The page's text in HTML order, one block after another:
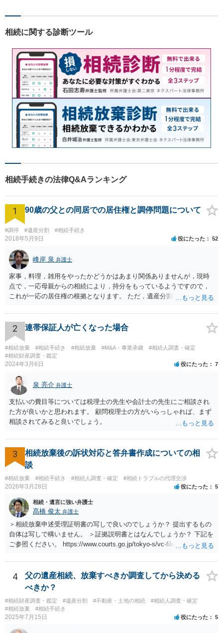
善の解決へと導きます。不安
気軽にご相談くださいませ。
相続に関する診断ツール
相続手続きの法律Q&Aランキング
1 90歳の父との同居での居住権と調停問題について
#調停 #遺産分割 #相続手続き
2018年5月9日 役にたった 52
峰岸 泉 弁護士
家事，料理，雑用をやったかどうかはあまり関係ありませんが，現時
点で，一応母親からの相続により，持分をもっているようですので，
これが一応の居住権の根拠となります。 ただ，遺産分割により，母の
2 連帯保証人が亡くなった場合
#相続放棄 #相続手続き #相続放棄 #M&A・事業承継
#相続人調査・確定
#相続財産調査・鑑定
2024年3月6日 役にたった 7
泉 亮介 弁護士
支払いの費目等については税理士の先生や会計士の先生にご相談され
た方が良いかと思われます。 顧問税理士の方がいらっしゃれば、まず
相談されてみると良いでしょう。
3
相続放棄後の訴状対応と答弁書作成についての相
談
#相続放棄 #相続手続き #相続人調査・確定 #相続トラブルの代理交渉
2026年3月28日 役にたった 5
相続・遺言に強い弁護士
髙橋 俊太 弁護士
＞相続放棄申述受理証明書の写しで良いのでしょうか？ 提出するもの
自体は写しで構いません。 ＞証拠説明書とはなんでしょうか？ 下記を
ご参照ください。 https://www.courts.go.jp/tokyo-s/vc-files/tokyo-s/file/
4
父の遺産相続、放棄すべきか調査してから決める
べきか？
#相続財産調査・鑑定 #遺産分割 #不動産・土地の相続
#相続人調査・確定
#相続放棄
#相続手続き
2025年7月15日 役にたった 5